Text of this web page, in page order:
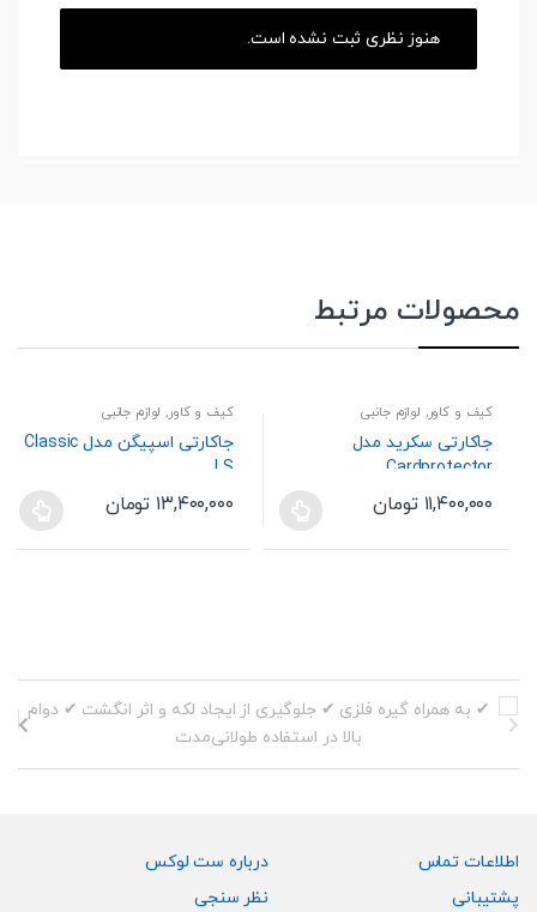
هنوز نظری ثبت نشده است.
محصولات مرتبط
کیف و کاور, لوازم جانبی
جاکارتی اسپیگن مدل Classic
LS
۱۳,۴۰۰,۰۰۰ تومان
باشد.
گزینه
ها
ممکن
صفحه
کیف و کاور, لوازم جانبی
جاکارتی سکرید مدل
Cardprotector
۱۱,۴۰۰,۰۰۰ تومان
باشد.
گزینه
ممکن
صفحه
اطلاعات تماس
پشتیبانی
درباره ست لوکس
نظر سنجی